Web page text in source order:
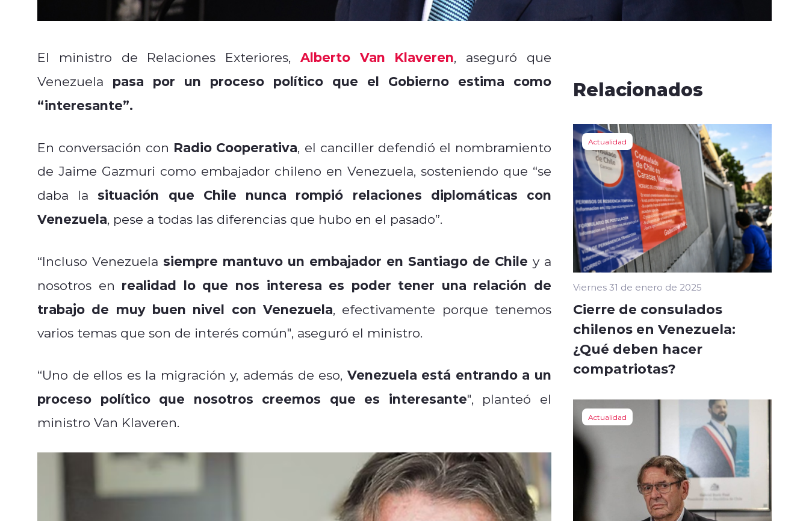
El ministro de Relaciones Exteriores, Alberto Van Klaveren, aseguró que
Venezuela pasa por un proceso político que el Gobierno estima como
“interesante”.
En conversación con Radio Cooperativa, el canciller defendió el nombramiento
de Jaime Gazmuri como embajador chileno en Venezuela, sosteniendo que “se
daba la situación que Chile nunca rompió relaciones diplomáticas con
Venezuela, pese a todas las diferencias que hubo en el pasado”.
“Incluso Venezuela siempre mantuvo un embajador en Santiago de Chile y a
nosotros en realidad lo que nos interesa es poder tener una relación de
trabajo de muy buen nivel con Venezuela, efectivamente porque tenemos
varios temas que son de interés común", aseguró el ministro.
“Uno de ellos es la migración y, además de eso, Venezuela está entrando a un
proceso político que nosotros creemos que es interesante", planteó el
ministro Van Klaveren.
Relacionados
Actualidad
Viernes 31 de enero de 2025
Cierre de consulados
chilenos en Venezuela:
¿Qué deben hacer
compatriotas?
Actualidad